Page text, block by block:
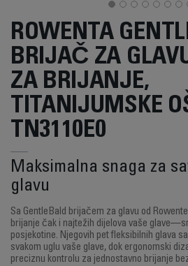
ROWENTA
BRIJAČ ZA
ZA BRIJANJE,
TITANIJUMSKE
TN3110E0
Maksimalna snaga za
glavu
Sa GentleBald brijačem za glavu od
brijanje čak i najtežih dijelova vaše
posjekotine. Njegovih pet fleksibilnih glava
svakom uglu vaše glave, dok ergonomski
preciznu kontrolu za jednostavno brijanje